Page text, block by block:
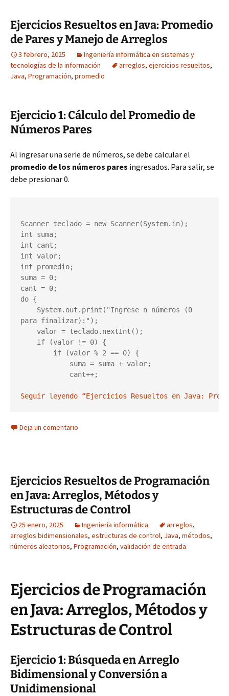
Ejercicios Resueltos en Java: Promedio
de Pares y Manejo de Arreglos
3 febrero, 2025
Ingeniería informática en sistemas y
tecnologías de la información
arreglos, ejercicios resueltos,
Java, Programación, promedio
Ejercicio 1: Cálculo del Promedio de
Números Pares
Al ingresar una serie de números, se debe calcular el
promedio de los números pares ingresados. Para salir, se
debe presionar 0.
Scanner teclado = new Scanner(System.in);
int suma;
int cant;
int valor;
int promedio;
suma = 0;
cant = 0;
do {
para finalizar):");
Seguir leyendo “Ejercicios Resueltos en Java:
Deja un comentario
Ejercicios Resueltos de Programación
en Java: Arreglos, Métodos y
Estructuras de Control
25 enero, 2025 Ingeniería informática arreglos,
arreglos bidimensionales, estructuras de control, Java, métodos,
números aleatorios, Programación, validación de entrada
Ejercicios de Programación
en Java: Arreglos, Métodos y
Estructuras de Control
Ejercicio 1: Búsqueda en Arreglo
Bidimensional y Conversión a
Unidimensional